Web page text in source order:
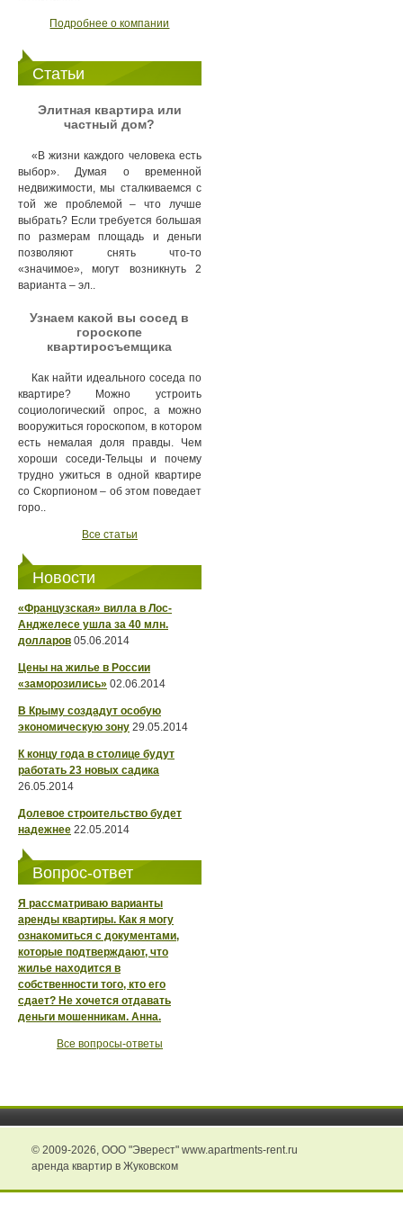
Подробнее о компании
Статьи
Элитная квартира или
частный дом?
«В жизни каждого человека есть
выбор». Думая о временной
недвижимости, мы сталкиваемся с
той же проблемой – что лучше
выбрать? Если требуется большая
по размерам площадь и деньги
позволяют снять что-то
«значимое», могут возникнуть 2
варианта – эл..
Узнаем какой вы сосед в
гороскопе
квартиросъемщика
Как найти идеального соседа по
квартире? Можно устроить
социологический опрос, а можно
вооружиться гороскопом, в котором
есть немалая доля правды. Чем
хороши соседи-Тельцы и почему
трудно ужиться в одной квартире
со Скорпионом – об этом поведает
горо..
Все статьи
Новости
«Французская» вилла в Лос-
Анджелесе ушла за 40 млн.
долларов 05.06.2014
Цены на жилье в России
«заморозились» 02.06.2014
В Крыму создадут особую
экономическую зону 29.05.2014
К концу года в столице будут
работать 23 новых садика
26.05.2014
Долевое строительство будет
надежнее 22.05.2014
Вопрос-ответ
Я рассматриваю варианты
аренды квартиры. Как я могу
ознакомиться с документами,
которые подтверждают, что
жилье находится в
собственности того, кто его
сдает? Не хочется отдавать
деньги мошенникам. Анна.
Все вопросы-ответы
© 2009-2026, ООО "Эверест" www.apartments-rent.ru
аренда квартир в Жуковском